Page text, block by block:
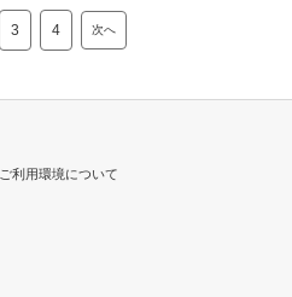
3 4 次へ
ご利用環境について